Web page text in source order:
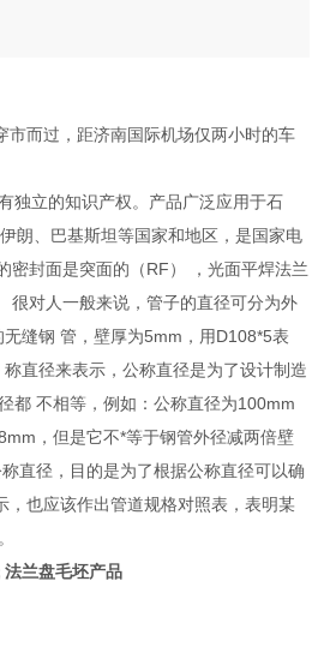
而过，距济南国际机场仅两小时的车
立的知识产权。产品广泛应用于石
朗、巴基斯坦等国家和地区，是国家电
突面的（RF） ，光面平焊法兰
对人一般来说，管子的直径可分为外
缝钢 管，壁厚为5mm，用D108*5表
直径来表示，公称直径是为了设计制造
都 不相等，例如：公称直径为100mm
，但是它不*等于钢管外径减两倍壁
直径，目的是为了根据公称直径可以确
也应该作出管道规格对照表，表明某
。
兰盘毛坯产品